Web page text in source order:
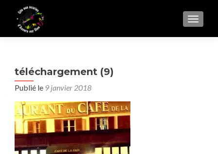
téléchargement (9)
Publié le 9 janvier 2018